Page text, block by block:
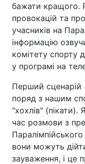
бажати кращого.
провокацій та
учасників на
інформацію
комітету спорту
у програмі на
Перший сценарій
поряд з нашим
"хохлів" (пікати).
час розмови з
вони можуть
зауваження, і це